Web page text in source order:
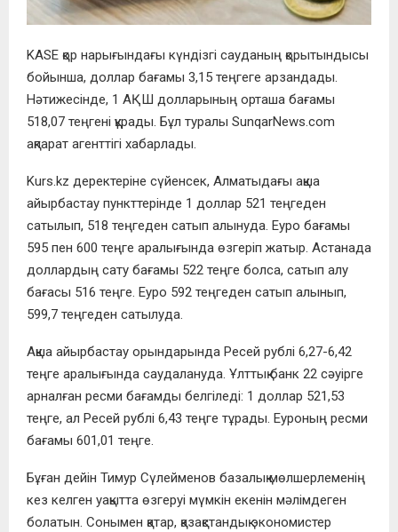
KASE қор нарығындағы күндізгі сауданың қорытындысы
бойынша, доллар бағамы 3,15 теңгеге арзандады.
Нәтижесінде, 1 АҚШ долларының орташа бағамы
518,07 теңгені құрады. Бұл туралы SunqarNews.com
ақпарат агенттігі хабарлады.
Kurs.kz деректеріне сүйенсек, Алматыдағы ақша
айырбастау пункттерінде 1 доллар 521 теңгеден
сатылып, 518 теңгеден сатып алынуда. Еуро бағамы
595 пен 600 теңге аралығында өзгеріп жатыр. Астанада
доллардың сату бағамы 522 теңге болса, сатып алу
бағасы 516 теңге. Еуро 592 теңгеден сатып алынып,
599,7 теңгеден сатылуда.
Ақша айырбастау орындарында Ресей рублі 6,27-6,42
теңге аралығында саудалануда. Ұлттық банк 22 сәуірге
арналған ресми бағамды белгіледі: 1 доллар 521,53
теңге, ал Ресей рублі 6,43 теңге тұрады. Еуроның ресми
бағамы 601,01 теңге.
Бұған дейін Тимур Сүлейменов базалық мөлшерлеменің
кез келген уақытта өзгеруі мүмкін екенін мәлімдеген
болатын. Сонымен қатар, қазақстандық экономистер